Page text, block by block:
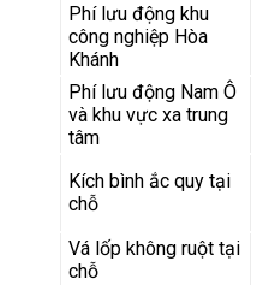
Phí lưu động khu
công nghiệp Hòa
Khánh
Phí lưu động Nam Ô
và khu vực xa trung
tâm
Kích bình ắc quy tại
chỗ
Vá lốp không ruột tại
chỗ